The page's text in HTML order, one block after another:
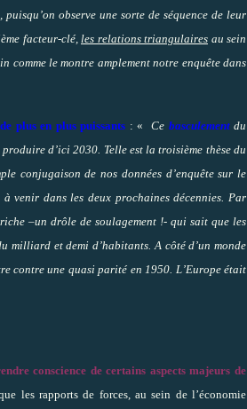
, puisqu’on observe une sorte de séquence de leur
facteur-clé, les relations triangulaires au sein
comme le montre amplement notre enquête dans
plus en plus puissants : « Ce basculementdu
d’ici 2030. Telle est la troisième thèse du
conjugaison de nos données d’enquête sur le
venir dans les deux prochaines décennies. Par
–un drôle de soulagement !- qui sait que les
milliard et demi d’habitants. A côté d’un monde
contre une quasi parité en 1950. L’Europe était
conscience de certains aspects majeurs de
les rapports de forces, au sein de l’économie